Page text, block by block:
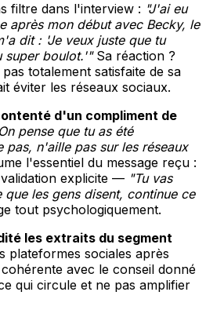
filtre dans l'interview : "J'ai eu
après mon début avec Becky, le
dit : 'Je veux juste que tu
super boulot.'"Sa réaction ?
totalement satisfaite de sa
éviter les réseaux sociaux.
d'un compliment de
pense que tu as été
n'aille pas sur les réseaux
l'essentiel du message reçu :
explicite — "Tu vas
les gens disent, continue ce
tout psychologiquement.
les extraits du segment
plateformes sociales après
avec le conseil donné
qui circule et ne pas amplifier